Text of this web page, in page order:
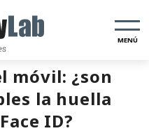
MENÚ
móvil: ¿son
la huella
ID?